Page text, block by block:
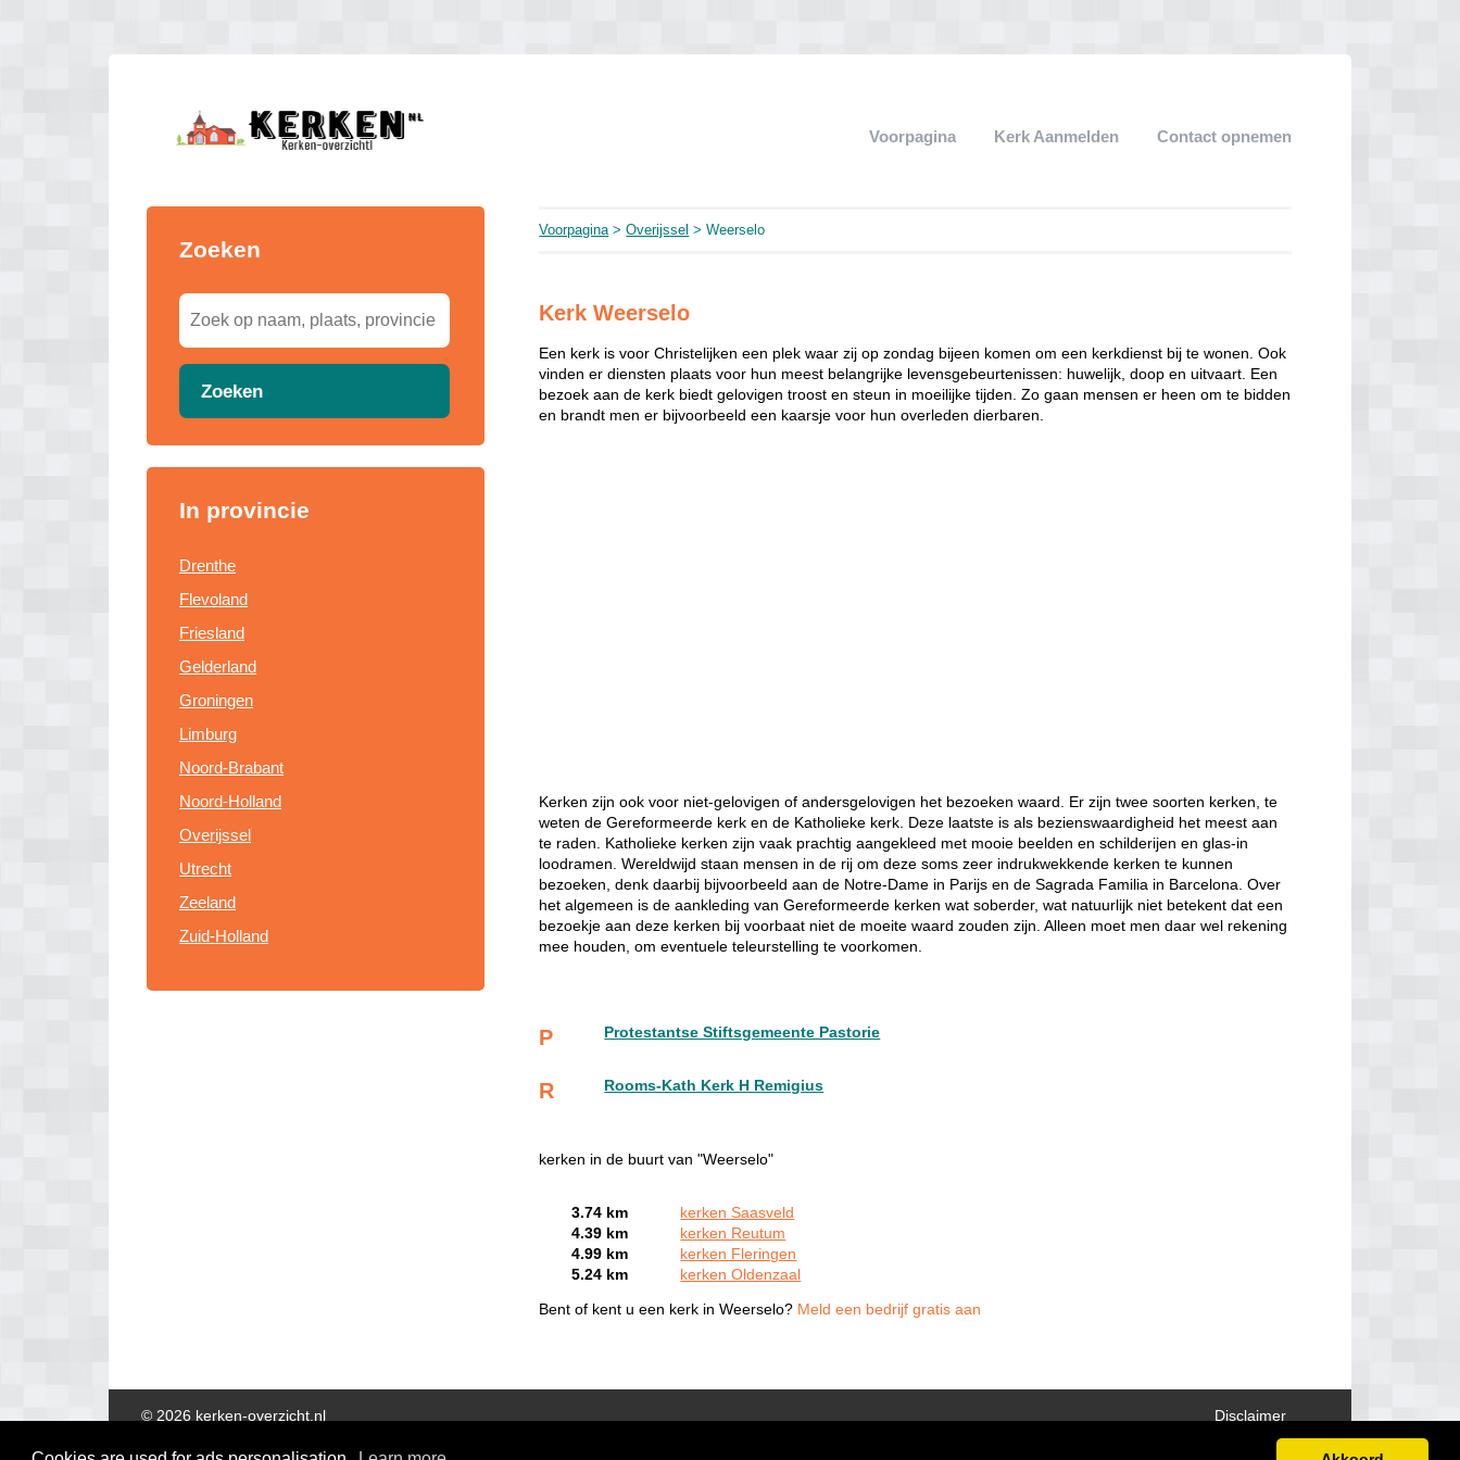
Voorpagina Kerk Aanmelden Contact opnemen
Zoeken
Zoeken
In provincie
Drenthe
Flevoland
Friesland
Gelderland
Groningen
Limburg
Noord-Brabant
Noord-Holland
Overijssel
Utrecht
Zeeland
Zuid-Holland
Voorpagina>Overijssel > Weerselo
Kerk Weerselo
Een kerk is voor Christelijken een plek waar zij op zondag bijeen komen om een kerkdienst bij te wonen. Ook
vinden er diensten plaats voor hun meest belangrijke levensgebeurtenissen: huwelijk, doop en uitvaart. Een
bezoek aan de kerk biedt gelovigen troost en steun in moeilijke tijden. Zo gaan mensen er heen om te bidden
en brandt men er bijvoorbeeld een kaarsje voor hun overleden dierbaren.
Kerken zijn ook voor niet-gelovigen of andersgelovigen het bezoeken waard. Er zijn twee soorten kerken, te
weten de Gereformeerde kerk en de Katholieke kerk. Deze laatste is als bezienswaardigheid het meest aan
te raden. Katholieke kerken zijn vaak prachtig aangekleed met mooie beelden en schilderijen en glas-in
loodramen. Wereldwijd staan mensen in de rij om deze soms zeer indrukwekkende kerken te kunnen
bezoeken, denk daarbij bijvoorbeeld aan de Notre-Dame in Parijs en de Sagrada Familia in Barcelona. Over
het algemeen is de aankleding van Gereformeerde kerken wat soberder, wat natuurlijk niet betekent dat een
bezoekje aan deze kerken bij voorbaat niet de moeite waard zouden zijn. Alleen moet men daar wel rekening
mee houden, om eventuele teleurstelling te voorkomen.
P Protestantse Stiftsgemeente Pastorie
R Rooms-Kath Kerk H Remigius
kerken in de buurt van "Weerselo"
3.74 km
kerken Saasveld
4.39 km
kerken Reutum
4.99 km
kerken Fleringen
5.24 km
kerken Oldenzaal
Bent of kent u een kerk in Weerselo? Meld een bedrijf gratis aan
Disclaimer
© 2026 kerken-overzicht.nl